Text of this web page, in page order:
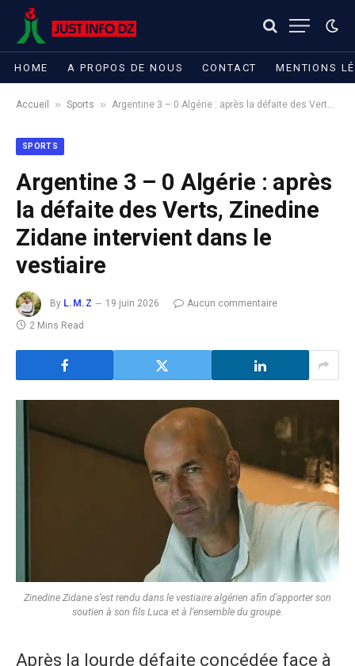
HOME A PROPOS DE NOUS CONTACT MENTIONS
Accueil » Sports » Argentine 3 – 0 Algérie : après la défaite des Verts, Zinedine Zidane intervient dans le vestiaire
SPORTS
Argentine 3 – 0 Algérie : après
la défaite des Verts, Zinedine
Zidane intervient dans le
vestiaire
By L.M.Z 19 juin 2026
Aucun commentaire
2 Mins Read
Zinedine Zidane s’est rendu dans le vestiaire algérien afin d’apporter son
soutien à son fils Luca et à l’ensemble du groupe.
Après la lourde défaite concédée face à